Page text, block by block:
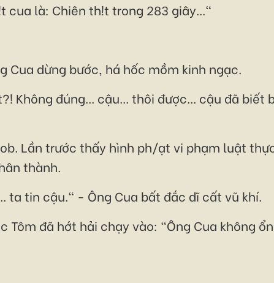
cua là: Chiên th!t trong 283 giây..."
Cua dừng bước, há hốc mồm kinh ngạc.
Không đúng... cậu... thôi được... cậu đã
Lần trước thấy hình ph/ạt vi phạm luật
thành.
ta tin cậu." - Ông Cua bất đắc dĩ cất vũ khí.
Tôm đã hớt hải chạy vào: "Ông Cua không